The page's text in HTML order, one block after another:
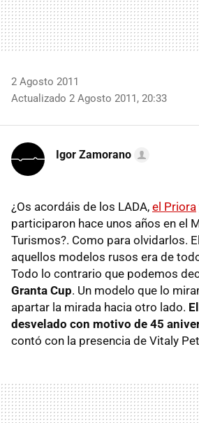
2 Agosto 2011
Actualizado 2 Agosto 2011, 20:33
Igor Zamorano
¿Os acordáis de los LADA, el Priora
participaron hace unos años en el
Turismos?. Como para olvidarlos.
aquellos modelos rusos era de
Todo lo contrario que podemos
Granta Cup. Un modelo que lo
apartar la mirada hacia otro lado.
desvelado con motivo de 45
contó con la presencia de Vitaly